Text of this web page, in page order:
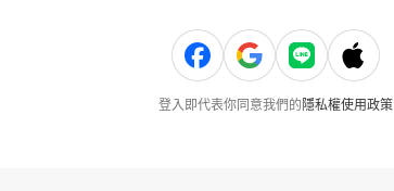
登入即代表你同意我們的 隱私權使用政策